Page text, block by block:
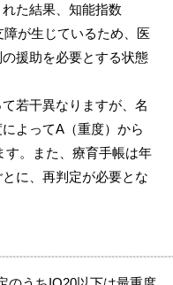
た結果、知能指数
障が生じているため、医
援助を必要とする状態
若干異なりますが、名
よってA（重度）から
す。また、療育手帳は年
に、再判定が必要とな